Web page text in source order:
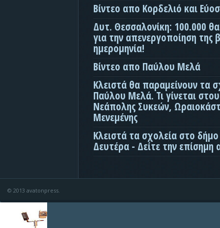
Βίντεο απο Κορδελιό και
Δυτ. Θεσσαλονίκη: 100.000
για την απενεργοποίηση της
ημερομηνία!
Βίντεο απο Παύλου Μελά
Κλειστά θα παραμείνουν τα
Παύλου Μελά. Τι γίνεται
Νεάπολης Συκεών,
Μενεμένης
Κλειστά τα σχολεία στο
Δευτέρα - Δείτε την επίσημη
© 2013 avatonpress.